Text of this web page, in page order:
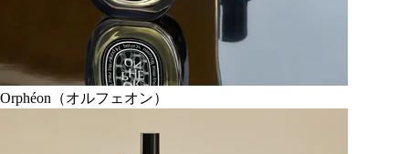
Orphéon（オルフェオン）